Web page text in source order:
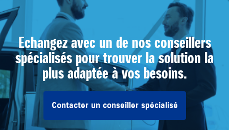
Echangez avec un de nos conseillers
spécialisés pour trouver la solution la
plus adaptée à vos besoins.
Contacter un conseiller spécialisé